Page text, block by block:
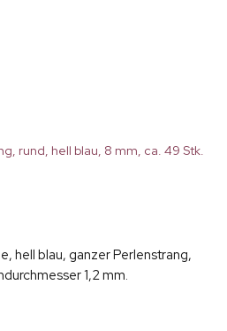
rund, hell blau, 8 mm, ca. 49 Stk.
hell blau, ganzer Perlenstrang,
1,2 mm.